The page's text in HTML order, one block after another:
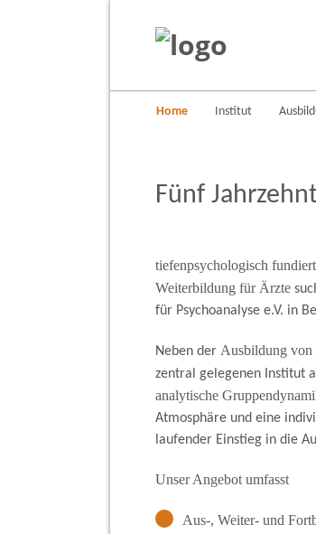
Home Institut
Fünf
tiefenpsychologisch
Weiterbildung für Ärzte
für Psychoanalyse e.V. in
Neben der Ausbildung von
zentral gelegenen Institut
analytische
Atmosphäre und eine
laufender Einstieg in die
Unser Angebot umfasst
Aus-, Weiter- und